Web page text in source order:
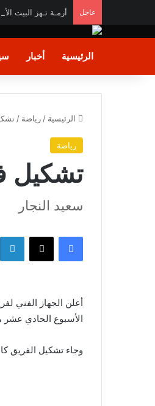
عاجل أزمـة تـهز البيت
الرئيسية أخبار
الرئيسية / رياضة /
رياضة
تشكيل
سعيد النجار
فيسبوك X
أعلن الجهاز الفني
الأسبوع الحادي عشر
وجاء تشكيل الفريق